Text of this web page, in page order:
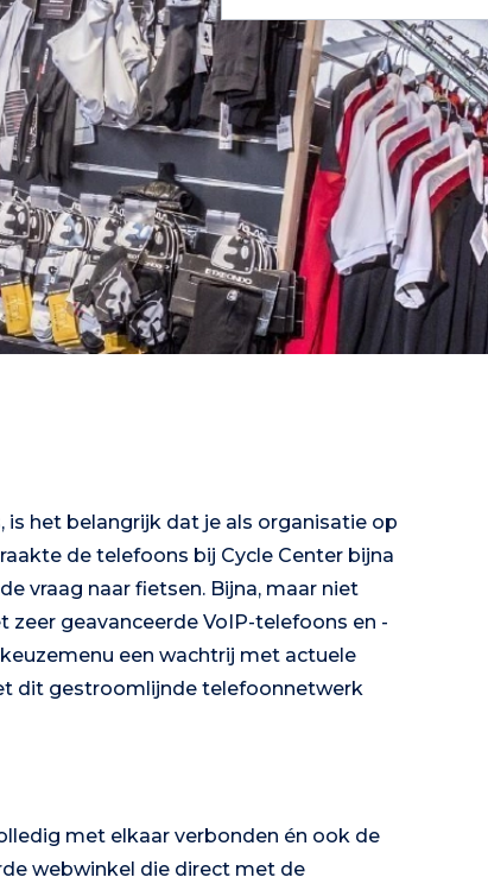
is het belangrijk dat je als organisatie op
de telefoons bij Cycle Center bijna
vraag naar fietsen. Bijna, maar niet
zeer geavanceerde VoIP-telefoons en -
een wachtrij met actuele
dit gestroomlijnde telefoonnetwerk
met elkaar verbonden én ook de
webwinkel die direct met de